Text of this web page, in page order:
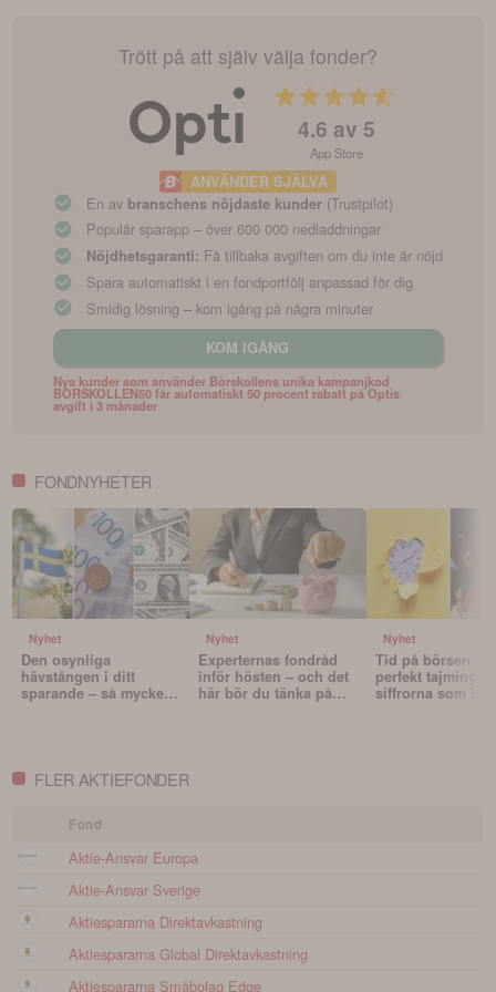
Trött på att själv välja fonder?
4.6 av 5
App Store
ANVÄNDER SJÄLVA
En av branschens nöjdaste kunder (Trustpilot)
Populär sparapp – över 600 000 nedladdningar
Nöjdhetsgaranti: Få tillbaka avgiften om du inte är nöjd
Spara automatiskt i en fondportfölj anpassad för dig
Smidig lösning – kom igång på några minuter
KOM IGÅNG
Nya kunder som använder Börskollens unika kampanjkod
BORSKOLLEN50 får automatiskt 50 procent rabatt på Optis
avgift i 3 månader
FONDNYHETER
Nyhet
Den osynliga
hävstången i ditt
sparande – så mycket
Nyhet
Experternas fondråd
inför hösten – och det
här bör du tänka på
Nyhet
Tid på börsen
perfekt tajming –
siffrorna som
FLER AKTIEFONDER
Fond
Aktie-Ansvar Europa
Aktie-Ansvar Sverige
Aktiespararna Direktavkastning
Aktiespararna Global Direktavkastning
Aktiespararna Småbolag Edge